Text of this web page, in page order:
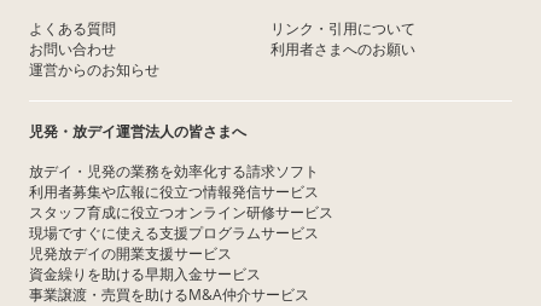
よくある質問
お問い合わせ
運営からのお知らせ
リンク・引用について
利用者さまへのお願い
児発・放デイ運営法人の皆さまへ
放デイ・児発の業務を効率化する請求ソフト
利用者募集や広報に役立つ情報発信サービス
スタッフ育成に役立つオンライン研修サービス
現場ですぐに使える支援プログラムサービス
児発放デイの開業支援サービス
資金繰りを助ける早期入金サービス
事業譲渡・売買を助けるM&A仲介サービス